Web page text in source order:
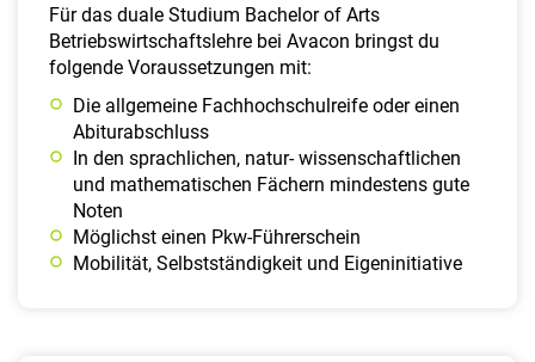
Für das duale Studium Bachelor of Arts
Betriebswirtschaftslehre bei Avacon bringst du
folgende Voraussetzungen mit:
Die allgemeine Fachhochschulreife oder einen
Abiturabschluss
In den sprachlichen, natur- wissenschaftlichen
und mathematischen Fächern mindestens gute
Noten
Möglichst einen Pkw-Führerschein
Mobilität, Selbstständigkeit und Eigeninitiative